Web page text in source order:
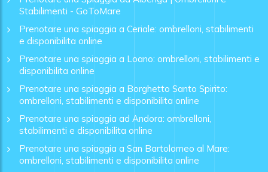
Stabilimenti - GoToMare
Prenotare una spiaggia a Ceriale: ombrelloni, stabilimenti
e disponibilita online
Prenotare una spiaggia a Loano: ombrelloni, stabilimenti e
disponibilita online
Prenotare una spiaggia a Borghetto Santo Spirito:
ombrelloni, stabilimenti e disponibilita online
Prenotare una spiaggia ad Andora: ombrelloni,
stabilimenti e disponibilita online
Prenotare una spiaggia a San Bartolomeo al Mare:
ombrelloni, stabilimenti e disponibilita online